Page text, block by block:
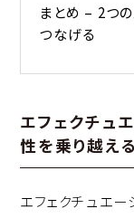
まとめ – 2つ
つなげる
エフェクチュ
性を乗り越え
エフェクチュエ